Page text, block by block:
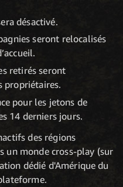
désactivé.
seront relocalisés
retirés seront
propriétaires.
pour les jetons de
14 derniers jours.
des régions
un monde cross-play (sur
dédié d'Amérique du